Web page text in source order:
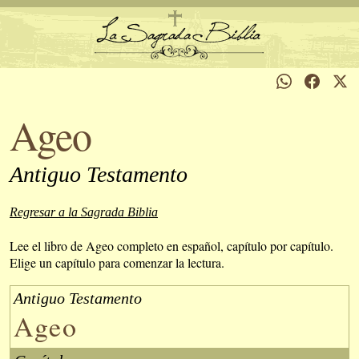
Ageo
Antiguo Testamento
Regresar a la Sagrada Biblia
Lee el libro de Ageo completo en español, capítulo por capítulo.
Elige un capítulo para comenzar la lectura.
Antiguo Testamento
Ageo